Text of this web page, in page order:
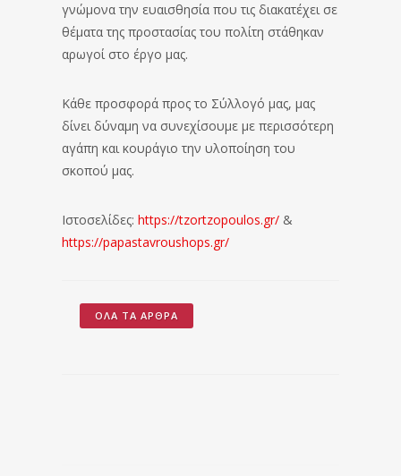
γνώμονα την ευαισθησία που τις διακατέχει σε
θέματα της προστασίας του πολίτη στάθηκαν
αρωγοί στο έργο μας.
Κάθε προσφορά προς το Σύλλογό μας, μας
δίνει δύναμη να συνεχίσουμε με περισσότερη
αγάπη και κουράγιο την υλοποίηση του
σκοπού μας.
Ιστοσελίδες: https://tzortzopoulos.gr/ &
https://papastavroushops.gr/
ΌΛΑ ΤΑ ΆΡΘΡΑ